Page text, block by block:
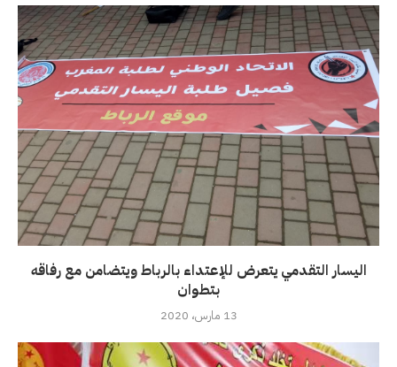
اليسار التقدمي يتعرض للإعتداء بالرباط ويتضامن مع رفاقه
بتطوان
13 مارس، 2020